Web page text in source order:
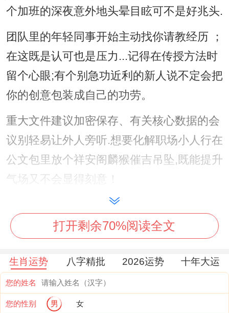
个加班的深夜意外地头晕目眩可不是好兆头.
团队里的年轻同事开始主动找你请教经历 ；
在这既是认可也是压力...记得在传授方法时
留个心眼;有个别急功近利的新人说不定会把
你的创意包装成自己的功劳。
重大文件建议加密保存、有关核心数据的会
议别轻易让外人旁听.想要化解职场小人行在
公文包里放个祥安阁麟猴催吉吊坠,既能提升
气场又不会显得刻意！
财富运：稳字当头的理财智慧、工资卡到账
的数字比往常多了两位数;但在这说不定只是
投资项目看起来收益率诱人但需尤其指出的
是仔细学习合同细则会发现隐藏条款—打个
比方千万要要连续投资满三年才能享受预期
打开剩余70%阅读全文
生肖运势 八字精批 2026运势 十年大运
您的姓名
您的性别 男 女